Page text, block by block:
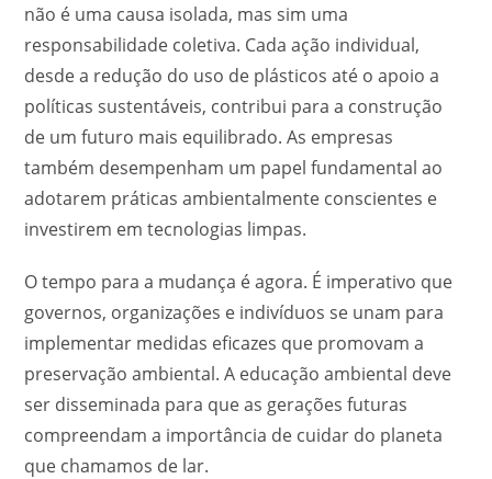
não é uma causa isolada, mas sim uma
responsabilidade coletiva. Cada ação individual,
desde a redução do uso de plásticos até o apoio a
políticas sustentáveis, contribui para a construção
de um futuro mais equilibrado. As empresas
também desempenham um papel fundamental ao
adotarem práticas ambientalmente conscientes e
investirem em tecnologias limpas.
O tempo para a mudança é agora. É imperativo que
governos, organizações e indivíduos se unam para
implementar medidas eficazes que promovam a
preservação ambiental. A educação ambiental deve
ser disseminada para que as gerações futuras
compreendam a importância de cuidar do planeta
que chamamos de lar.